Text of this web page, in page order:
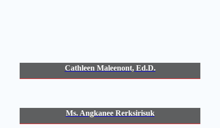
Cathleen Maleenont, Ed.D.
Ms. Angkanee Rerksirisuk